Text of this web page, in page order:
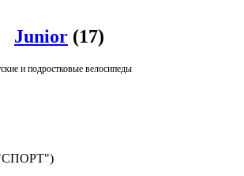
Junior (17)
и подростковые велосипеды
"СПОРТ")